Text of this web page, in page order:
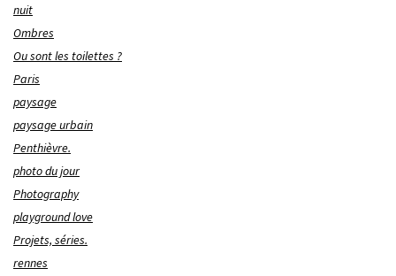
nuit
Ombres
Ou sont les toilettes ?
Paris
paysage
paysage urbain
Penthièvre.
photo du jour
Photography
playground love
Projets, séries.
rennes